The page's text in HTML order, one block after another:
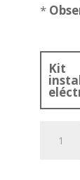
*
Kit
Leon